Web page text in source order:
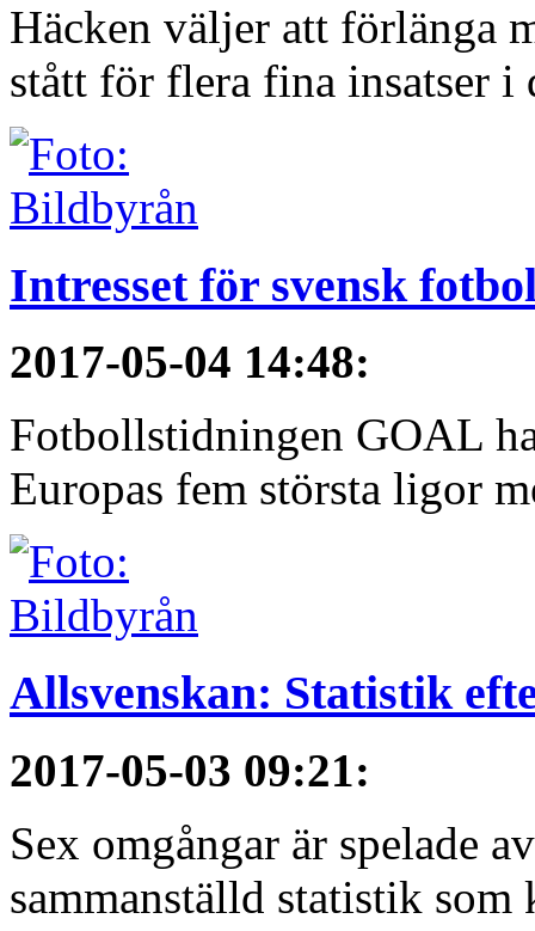
Häcken väljer att förlänga
stått för flera fina insatser i
Intresset för svensk
2017-05-04 14:48:
Fotbollstidningen GOAL
Europas fem största ligor
Allsvenskan: Statistik
2017-05-03 09:21:
Sex omgångar är spelade
sammanställd statistik som